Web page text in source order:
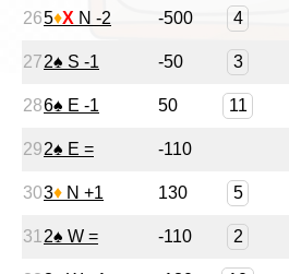
265♦X N -2 -500 4
272♠ S -1 -50 3
286♠ E -1 50 11
292♠ E = -110
303♦ N +1 130 5
312♠ W = -110 2